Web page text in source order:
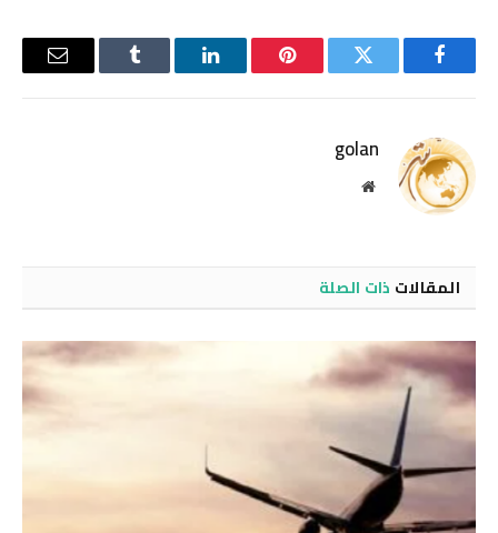
فيسبوك تويتر بينتيريستلينكدإن Tumblr
البريد
golan
موقع
المقالات ذات الصلة